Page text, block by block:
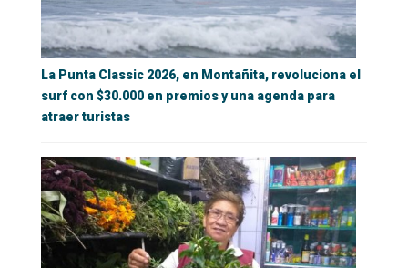
La Punta Classic 2026, en Montañita, revoluciona el
surf con $30.000 en premios y una agenda para
atraer turistas